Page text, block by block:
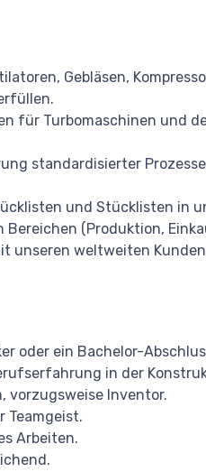
Gebläsen,
für Turbomaschinen und
standardisierter
und Stücklisten in
(Produktion,
unseren weltweiten
oder ein Bachelor-
in der
vorzugsweise Inventor.
Teamgeist.
Arbeiten.